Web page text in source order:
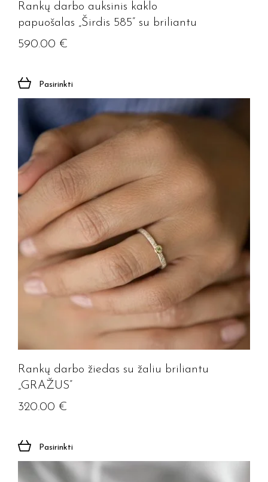
Rankų darbo auksinis kaklo
papuošalas „Širdis 585” su briliantu
590.00 €
Pasirinkti
Rankų darbo žiedas su žaliu briliantu
„GRAŽUS”
320.00 €
Pasirinkti